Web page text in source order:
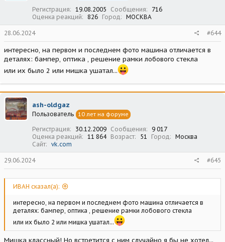
Регистрация 19.08.2005 Сообщения
716
Оценка реакций
826 Город МОСКВА
28.06.2024 #644
интересно, на первом и последнем фото машина отличается в
деталях: бампер, оптика , решение рамки лобового стекла
или их было 2 или мишка ушатал...
ash-oldgaz
Пользователь 10 лет на форуме
Регистрация 30.12.2009 Сообщения
9 017
Оценка реакций
11 864 Возраст 51 Город
Москва
Сайт
vk.com
29.06.2024 #645
ИВАН сказал(а):
интересно, на первом и последнем фото машина отличается в
деталях: бампер, оптика , решение рамки лобового стекла
или их было 2 или мишка ушатал...
Мишка классный! Но встретится с ним случайно я бы не хотел...